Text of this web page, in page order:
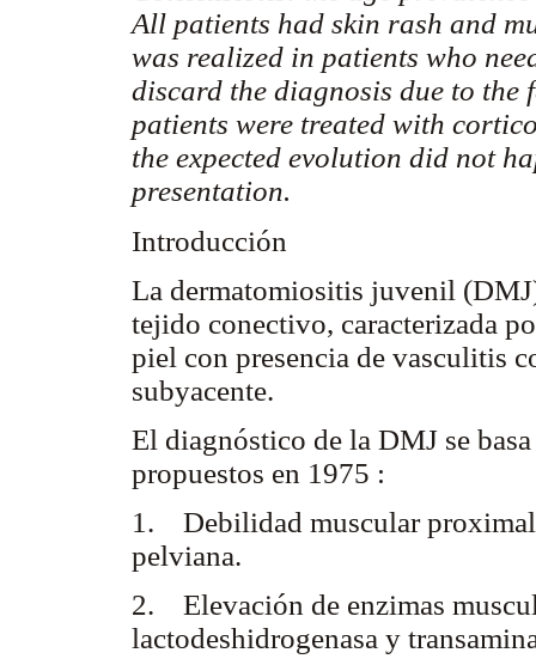
All patients had skin rash and
was realized in patients who
discard the diagnosis due to
patients were treated with
the expected evolution did not
presentation.
Introducción
La dermatomiositis juvenil
tejido conectivo, caracterizada
piel con presencia de vasculitis
subyacente.
El diagnóstico de la DMJ se
propuestos en 1975 :
1. Debilidad muscular proximal
pelviana.
2. Elevación de enzimas
lactodeshidrogenasa y